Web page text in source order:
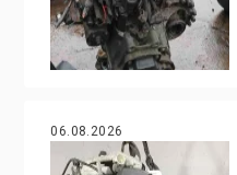
06.08.2026